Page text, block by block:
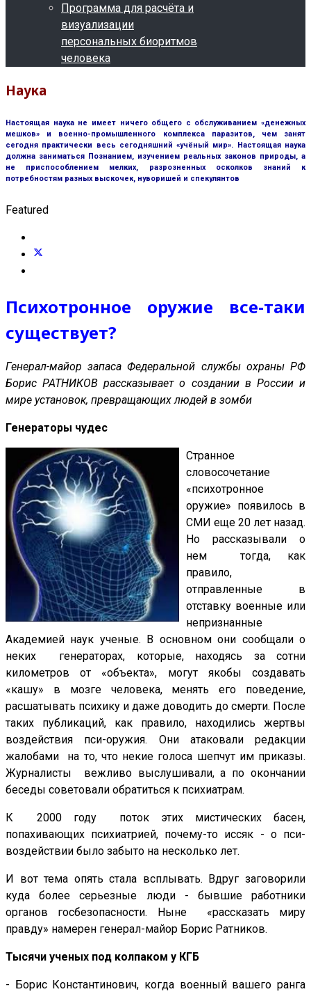
Программа для расчёта и
визуализации
персональных биоритмов
человека
Наука
Настоящая наука не имеет ничего общего с обслуживанием «денежных
мешков» и военно-промышленного комплекса паразитов, чем занят
сегодня практически весь сегодняшний «учёный мир». Настоящая наука
должна заниматься Познанием, изучением реальных законов природы, а
не приспособлением мелких, разрозненных осколков знаний к
потребностям разных выскочек, нуворишей и спекулянтов
Featured
Психотронное оружие все-таки
существует?
Генерал-майор запаса Федеральной службы охраны РФ
Борис РАТНИКОВ рассказывает о создании в России и
мире установок, превращающих людей в зомби
Генераторы чудес
Странное
словосочетание
«психотронное
оружие» появилось в
СМИ еще 20 лет назад.
Но рассказывали о
нем тогда, как
правило,
отправленные в
отставку военные или
непризнанные
Академией наук ученые. В основном они сообщали о
неких генераторах, которые, находясь за сотни
километров от «объекта», могут якобы создавать
«кашу» в мозге человека, менять его поведение,
расшатывать психику и даже доводить до смерти. После
таких публикаций, как правило, находились жертвы
воздействия пси-оружия. Они атаковали редакции
жалобами на то, что некие голоса шепчут им приказы.
Журналисты вежливо выслушивали, а по окончании
беседы советовали обратиться к психиатрам.
К 2000 году поток этих мистических басен,
попахивающих психиатрией, почему-то иссяк - о пси-
воздействии было забыто на несколько лет.
И вот тема опять стала всплывать. Вдруг заговорили
куда более серьезные люди - бывшие работники
органов госбезопасности. Ныне «рассказать миру
правду» намерен генерал-майор Борис Ратников.
Тысячи ученых под колпаком у КГБ
- Борис Константинович, когда военный вашего ранга